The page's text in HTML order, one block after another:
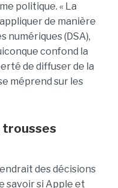
politique. « La
de manière
numériques (DSA),
confond la
de diffuser de la
méprend sur les
trousses
des décisions
savoir si Apple et